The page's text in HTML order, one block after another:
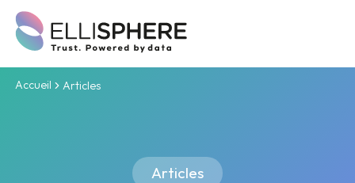
Accueil Articles
Articles